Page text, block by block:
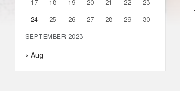
SEPTEMBER 2023
17 18 19 20 21 22 23
24 25 26 27 28 29 30
« Aug